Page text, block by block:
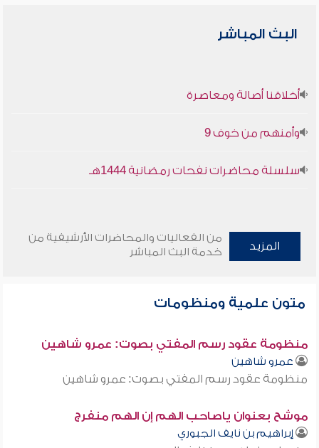
البث المباشر
أخلاقنا أصالة ومعاصرة
وأمنهم من خوف 9
سلسلة محاضرات نفحات رمضانية 1444هـ
المزيد
من الفعاليات والمحاضرات الأرشيفية من
خدمة البث المباشر
متون علمية ومنظومات
منظومة عقود رسم المفتي بصوت: عمرو شاهين
عمرو شاهين
منظومة عقود رسم المفتي بصوت: عمرو شاهين
موشح بعنوان ياصاحب الهم إن الهم منفرج
إبراهيم بن نايف الجبوري